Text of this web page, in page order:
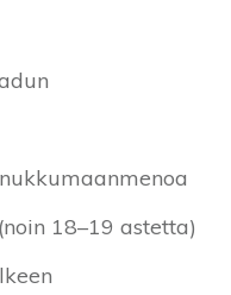
18–19 astetta)